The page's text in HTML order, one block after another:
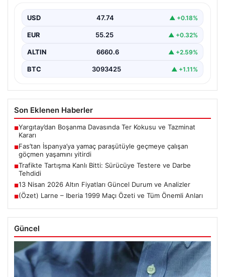
{ "title": "Fas'tan İspanya'ya Yamaç Paraşütüyle
"content": "Fas ile…
USD 47.74 ▲ +0.18%
EUR 55.25 ▲ +0.32%
ALTIN 6660.6 ▲ +2.59%
BTC 3093425 ▲ +1.11%
Son Eklenen Haberler
■Yargıtay’dan Boşanma Davasında Ter Kokusu ve Tazminat
Kararı
■Fas’tan İspanya’ya yamaç paraşütüyle geçmeye çalışan
göçmen yaşamını yitirdi
■Trafikte Tartışma Kanlı Bitti: Sürücüye Testere ve Darbe
Tehdidi
■13 Nisan 2026 Altın Fiyatları Güncel Durum ve Analizler
■(Özet) Larne – Iberia 1999 Maçı Özeti ve Tüm Önemli Anları
Güncel